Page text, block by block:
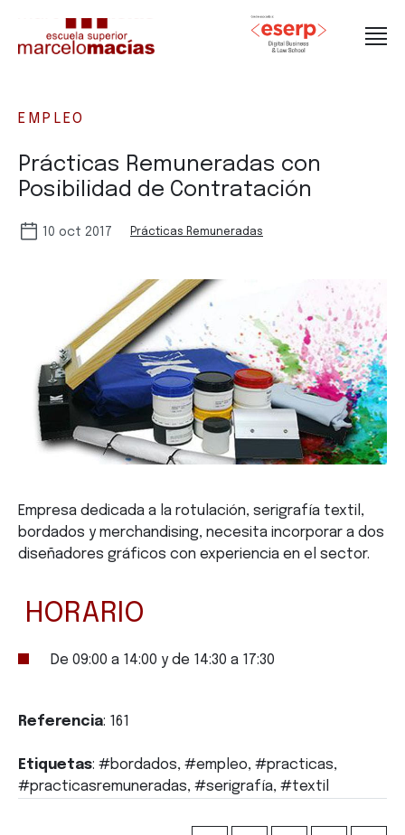
EMPLEO
Prácticas Remuneradas con
Posibilidad de Contratación
10 oct 2017 Prácticas Remuneradas
Empresa dedicada a la rotulación, serigrafía textil,
bordados y merchandising, necesita incorporar a dos
diseñadores gráficos con experiencia en el sector.
HORARIO
De 09:00 a 14:00 y de 14:30 a 17:30
Referencia: 161
Etiquetas: #bordados, #empleo, #practicas,
#practicasremuneradas, #serigrafía, #textil